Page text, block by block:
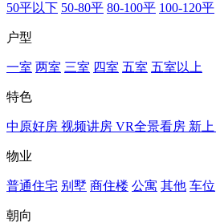
50平以下 50-80平 80-100平 100-120平
户型
一室 两室 三室 四室 五室 五室以上
特色
中原好房 视频讲房 VR全景看房 新上
物业
普通住宅 别墅 商住楼 公寓 其他 车位
朝向